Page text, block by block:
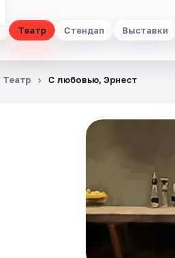
Театр Стендап Выставки
Театр С любовью, Эрнест